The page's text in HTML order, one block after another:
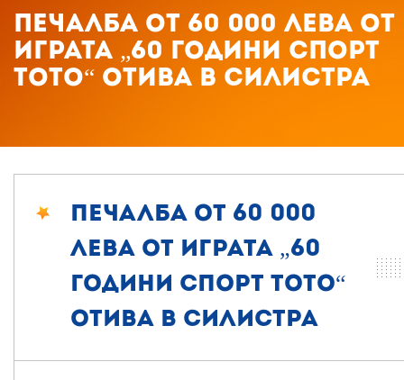
Печалба от 60 000 лева от
играта „60 години СПОРТ
ТОТО“ отива в Силистра
Печалба от 60 000
лева от играта „60
години СПОРТ ТОТО“
отива в Силистра